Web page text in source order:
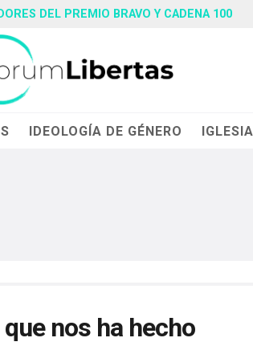
DEL PREMIO BRAVO Y CADENA 100
IDEOLOGÍA DE GÉNERO IGLESIA
nos ha hecho